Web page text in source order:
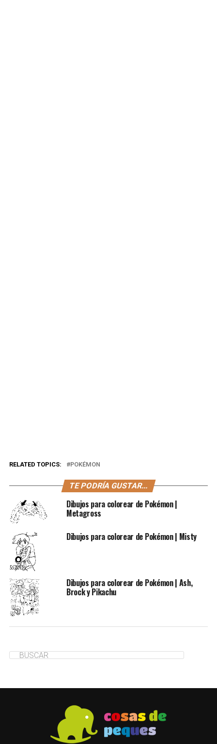
RELATED TOPICS: POKÉMON
TE PODRÍA GUSTAR...
Dibujos para colorear de Pokémon |
Metagross
Dibujos para colorear de Pokémon | Misty
Dibujos para colorear de Pokémon | Ash,
Brock y Pikachu